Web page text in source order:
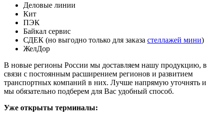
Деловые линии
Кит
ПЭК
Байкал сервис
СДЕК (но выгодно только для заказа стеллажей мини)
ЖелДор
В новые регионы России мы доставляем нашу продукцию, в
связи с постоянным расширением регионов и развитием
транспортных компаний в них. Лучше напрямую уточнять и
мы обязательно подберем для Вас удобный способ.
Уже открыты терминалы: